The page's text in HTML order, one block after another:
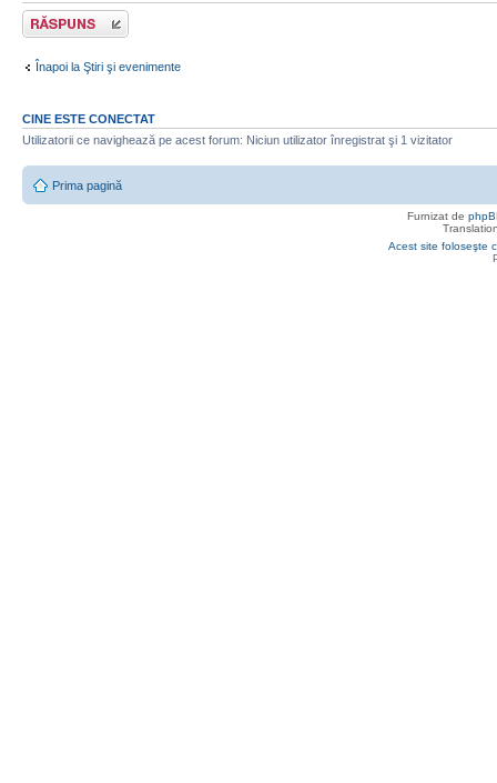
Răspunde
Înapoi la Ştiri şi evenimente
CINE ESTE CONECTAT
Utilizatorii ce navighează pe acest forum: Niciun utilizator înregistrat şi 1 vizitator
Prima pagină
Furnizat de
Acest site foloseşte